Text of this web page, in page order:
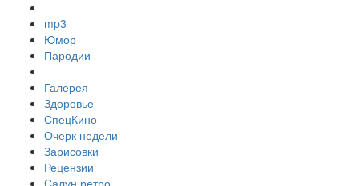
mp3
Юмор
Пародии
Галерея
Здоровье
СпецКино
Очерк недели
Зарисовки
Рецензии
Салун ретро